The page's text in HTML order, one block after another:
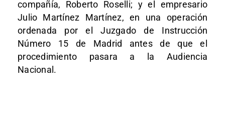
compañía, Roberto Roselli; y el empresario
Julio Martínez Martínez, en una operación
ordenada por el Juzgado de Instrucción
Número 15 de Madrid antes de que el
procedimiento pasara a la Audiencia
Nacional.